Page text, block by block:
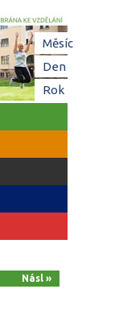
Násl »
Měsíc
Den(aktivní
Rok